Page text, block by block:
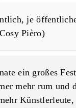
je
Pièro)
ein großes
mehr rum und